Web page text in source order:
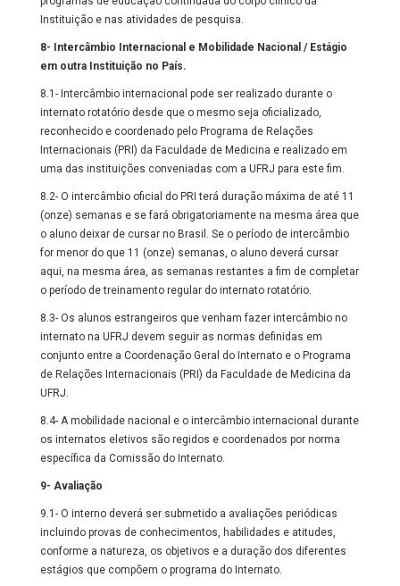
Instituição e nas atividades de pesquisa.
8-
Intercâmbio Internacional e Mobilidade Nacional / Estágio
em outra Instituição no País.
8.1- Intercâmbio internacional pode ser realizado durante o
internato rotatório desde que o mesmo seja oficializado,
reconhecido e coordenado pelo Programa de Relações
Internacionais (PRI) da Faculdade de Medicina e realizado em
uma das instituições conveniadas com a UFRJ para este fim.
8.2- O intercâmbio oficial do PRI terá duração máxima de até 11
(onze) semanas e se fará obrigatoriamente na mesma área que
o aluno deixar de cursar no Brasil. Se o período de intercâmbio
for menor do que 11 (onze) semanas, o aluno deverá cursar
aqui, na mesma área, as semanas restantes a fim de completar
o período de treinamento regular do internato rotatório.
8.3- Os alunos estrangeiros que venham fazer intercâmbio no
internato na UFRJ devem seguir as normas definidas em
conjunto entre a Coordenação Geral do Internato e o Programa
de Relações Internacionais (PRI) da Faculdade de Medicina da
UFRJ.
8.4- A mobilidade nacional e o intercâmbio internacional durante
os internatos eletivos são regidos e coordenados por norma
específica da Comissão do Internato.
9- Avaliação
9.1- O interno deverá ser submetido a avaliações periódicas
incluindo provas de conhecimentos, habilidades e atitudes,
conforme a natureza, os objetivos e a duração dos diferentes
estágios que compõem o programa do Internato.